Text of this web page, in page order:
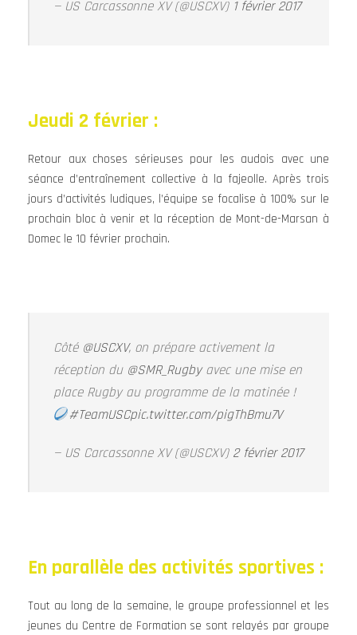
— US Carcassonne XV (@USCXV) 1 février 2017
Jeudi 2 février :
Retour aux choses sérieuses pour les audois avec une
séance d’entraînement collective à la fajeolle. Après trois
jours d’activités ludiques, l’équipe se focalise à 100% sur le
prochain bloc à venir et la réception de Mont-de-Marsan à
Domec le 10 février prochain.
Côté @USCXV, on prépare activement la
réception du @SMR_Rugbyavec une mise en
place Rugby au programme de la matinée !
#TeamUSCpic.twitter.com/pigThBmu7V
— US Carcassonne XV (@USCXV) 2 février 2017
En parallèle des activités sportives :
Tout au long de la semaine, le groupe professionnel et les
jeunes du Centre de Formation se sont relayés par groupe